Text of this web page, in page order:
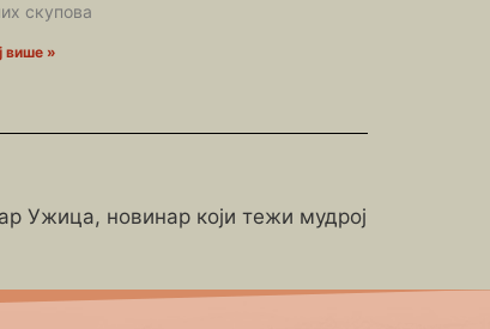
скупова
више »
Ужица, новинар који тежи мудрој